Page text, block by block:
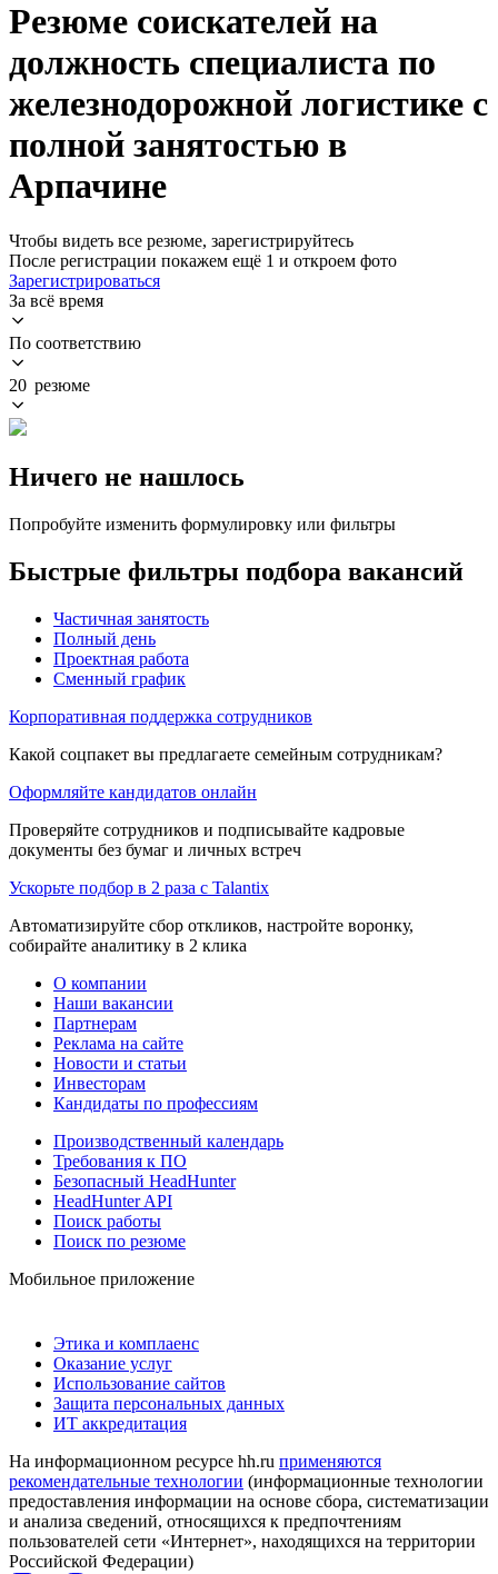
Резюме соискателей на
должность специалиста по
железнодорожной логистике с
полной занятостью в
Арпачине
Чтобы видеть все резюме, зарегистрируйтесь
После регистрации покажем ещё 1 и откроем фото
Зарегистрироваться
За всё время
По соответствию
20 резюме
Ничего не нашлось
Попробуйте изменить формулировку или фильтры
Быстрые фильтры подбора вакансий
Частичная занятость
Полный день
Проектная работа
Сменный график
Корпоративная поддержка сотрудников
Какой соцпакет вы предлагаете семейным сотрудникам?
Оформляйте кандидатов онлайн
Проверяйте сотрудников и подписывайте кадровые
документы без бумаг и личных встреч
Ускорьте подбор в 2 раза с Talantix
Автоматизируйте сбор откликов, настройте воронку,
собирайте аналитику в 2 клика
О компании
Наши вакансии
Партнерам
Реклама на сайте
Новости и статьи
Инвесторам
Кандидаты по профессиям
Производственный календарь
Требования к ПО
Безопасный HeadHunter
HeadHunter API
Поиск работы
Поиск по резюме
Мобильное приложение
Этика и комплаенс
Оказание услуг
Использование сайтов
Защита персональных данных
ИТ аккредитация
На информационном ресурсе hh.ru применяются
рекомендательные технологии (информационные технологии
предоставления информации на основе сбора, систематизации
и анализа сведений, относящихся к предпочтениям
пользователей сети «Интернет», находящихся на территории
Российской Федерации)